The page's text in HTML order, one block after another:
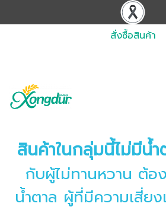
สั่งซื้อสินค้า
สินค้าในกลุ่มนี้ไม่มีน้ำ
กับผู้ไม่ทานหวาน ต้อ
น้ำตาล ผู้ที่มีความเสี่ยง